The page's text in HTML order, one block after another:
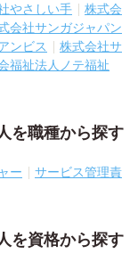
やさしい手
株式会
会社サンガジャパン
ンビス
株式会社サ
福祉法人ノテ福祉
を職種から探す
ー
サービス管理責
を資格から探す